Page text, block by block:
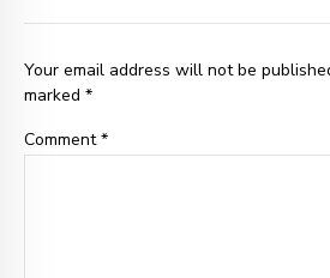
Your email address will not be
marked *
Comment*